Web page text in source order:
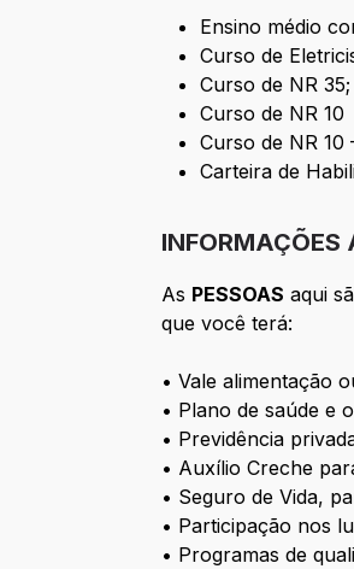
Ensino médio
Curso de
Curso de NR 35;
Curso de NR 10
Curso de NR 10
Carteira de
INFORMAÇÕES
As PESSOAS aqui
que você terá:
• Vale alimentação
• Plano de saúde e
• Previdência
• Auxílio Creche
• Seguro de Vida,
• Participação nos
• Programas de